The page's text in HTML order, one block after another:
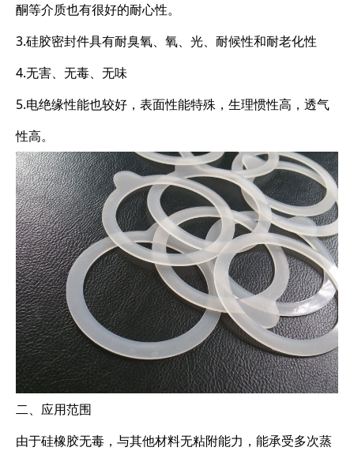
酮等介质也有很好的耐心性。
3.硅胶密封件具有耐臭氧、氧、光、耐候性和耐老化性
4.无害、无毒、无味
5.电绝缘性能也较好，表面性能特殊，生理惯性高，透气
性高。
二、应用范围
由于硅橡胶无毒，与其他材料无粘附能力，能承受多次蒸